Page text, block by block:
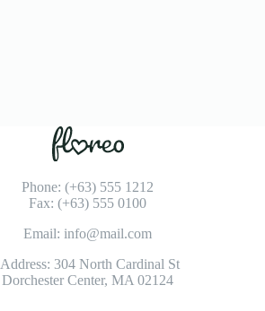
Phone: (+63) 555 1212
Fax: (+63) 555 0100
Email: info@mail.com
Address: 304 North Cardinal St.
Dorchester Center, MA 02124